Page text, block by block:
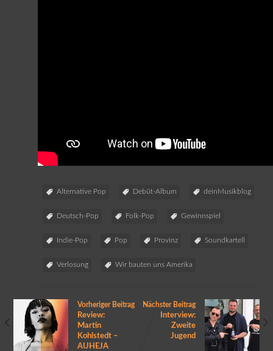
Alternative Pop Debüt-Album deinMusikblog
Deutsch-Pop Folk-Pop Gewinnspiel
Indie-Pop Pop Provinz Soundkartell
Verlosung Wir bauten uns Amerika
Vorheriger Beitrag
Review:
Martin
Kohlstedt –
AUHEJA
Nächster Beitrag
Interview:
Zweite
Jugend